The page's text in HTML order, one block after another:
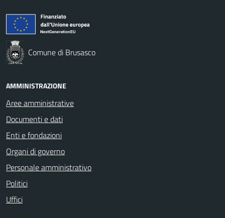
Comune di Brusasco
AMMINISTRAZIONE
Aree amministrative
Documenti e dati
Enti e fondazioni
Organi di governo
Personale amministrativo
Politici
Uffici